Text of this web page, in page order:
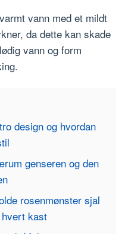
vann med et mildt
da dette kan skade
vann og form
design og hvordan
genseren og den
rosenmønster sjal
kast